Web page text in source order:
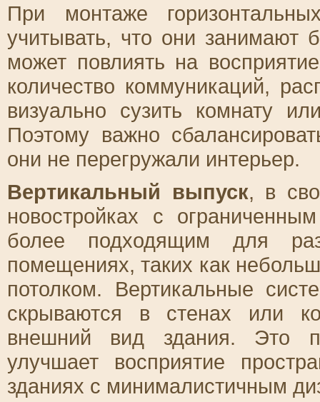
При монтаже
учитывать, что они занимают
может повлиять на
количество коммуникаций,
визуально сузить комнату
Поэтому важно
они не перегружали интерьер.
Вертикальный выпуск, в
новостройках с
более подходящим для
помещениях, таких как
потолком. Вертикальные
скрываются в стенах или
внешний вид здания. Это
улучшает восприятие
зданиях с минималистичным